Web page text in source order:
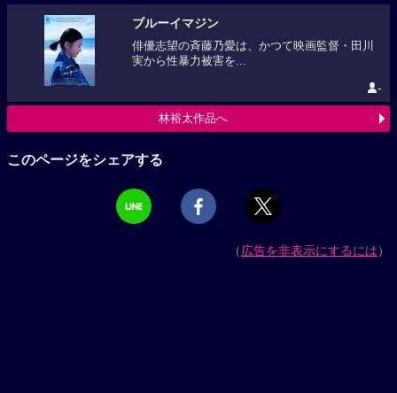
ブルーイマジン
俳優志望の斉藤乃愛は、かつて映画監督・田川
実から性暴力被害を...
-
林裕太作品へ
このページをシェアする
（広告を非表示にするには）